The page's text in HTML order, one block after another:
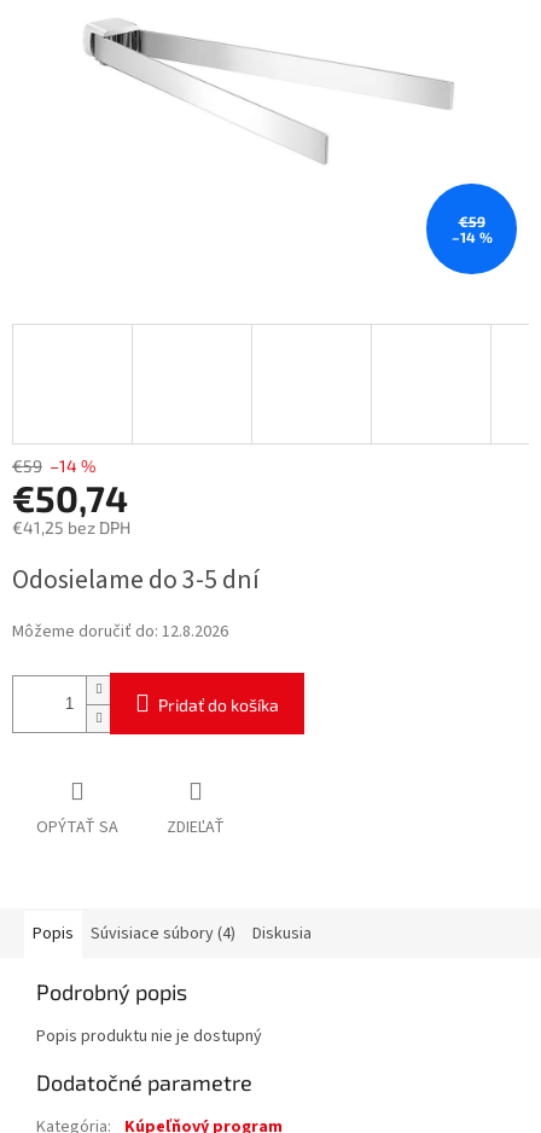
€59
–14 %
€59 –14 %
€50,74
€41,25 bez DPH
cena:
Odosielame do 3-5 dní
Môžeme doručiť do: 12.8.2026
Pridať do košíka
OPÝTAŤ SA ZDIEĽAŤ
Popis Súvisiace súbory (4) Diskusia
Podrobný popis
Popis produktu nie je dostupný
Dodatočné parametre
Kategória: Kúpeľňový program